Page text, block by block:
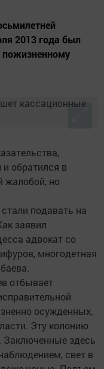
2013 года был
пожизненному
обратился в
жалобой, но
подавать на
заявил
адвокат со
многодетная
отбывает
осужденных,
Эту колонию
Заключенные здесь
свет в